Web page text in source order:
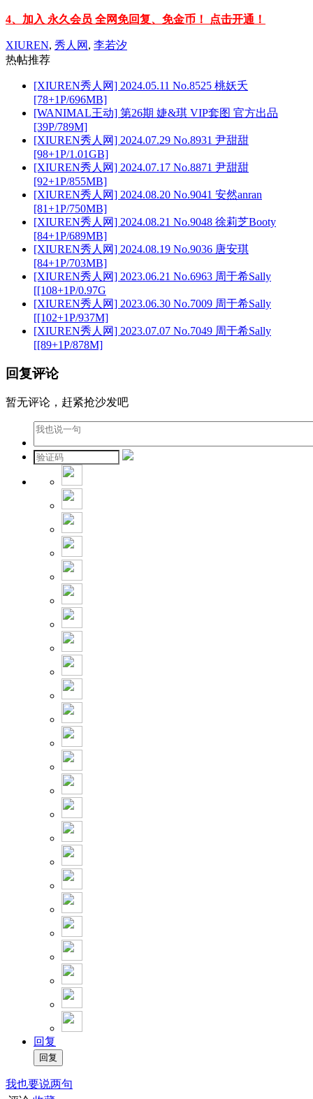
4、加入 永久会员 全网免回复、免金币！ 点击开通！
XIUREN, 秀人网 , 李若汐
热帖推荐
[XIUREN秀人网] 2024.05.11 No.8525 桃妖夭
[78+1P/696MB]
[WANIMAL王动] 第26期 婕&琪 VIP套图 官方出品
[39P/789M]
[XIUREN秀人网] 2024.07.29 No.8931 尹甜甜
[98+1P/1.01GB]
[XIUREN秀人网] 2024.07.17 No.8871 尹甜甜
[92+1P/855MB]
[XIUREN秀人网] 2024.08.20 No.9041 安然anran
[81+1P/750MB]
[XIUREN秀人网] 2024.08.21 No.9048 徐莉芝Booty
[84+1P/689MB]
[XIUREN秀人网] 2024.08.19 No.9036 唐安琪
[84+1P/703MB]
[XIUREN秀人网] 2023.06.21 No.6963 周于希Sally
[[108+1P/0.97G
[XIUREN秀人网] 2023.06.30 No.7009 周于希Sally
[[102+1P/937M]
[XIUREN秀人网] 2023.07.07 No.7049 周于希Sally
[[89+1P/878M]
回复评论
暂无评论，赶紧抢沙发吧
回复
我也要说两句